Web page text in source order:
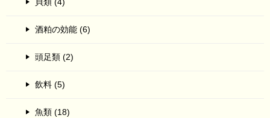
酒粕の効能 (6)
頭足類 (2)
飲料 (5)
魚類 (18)